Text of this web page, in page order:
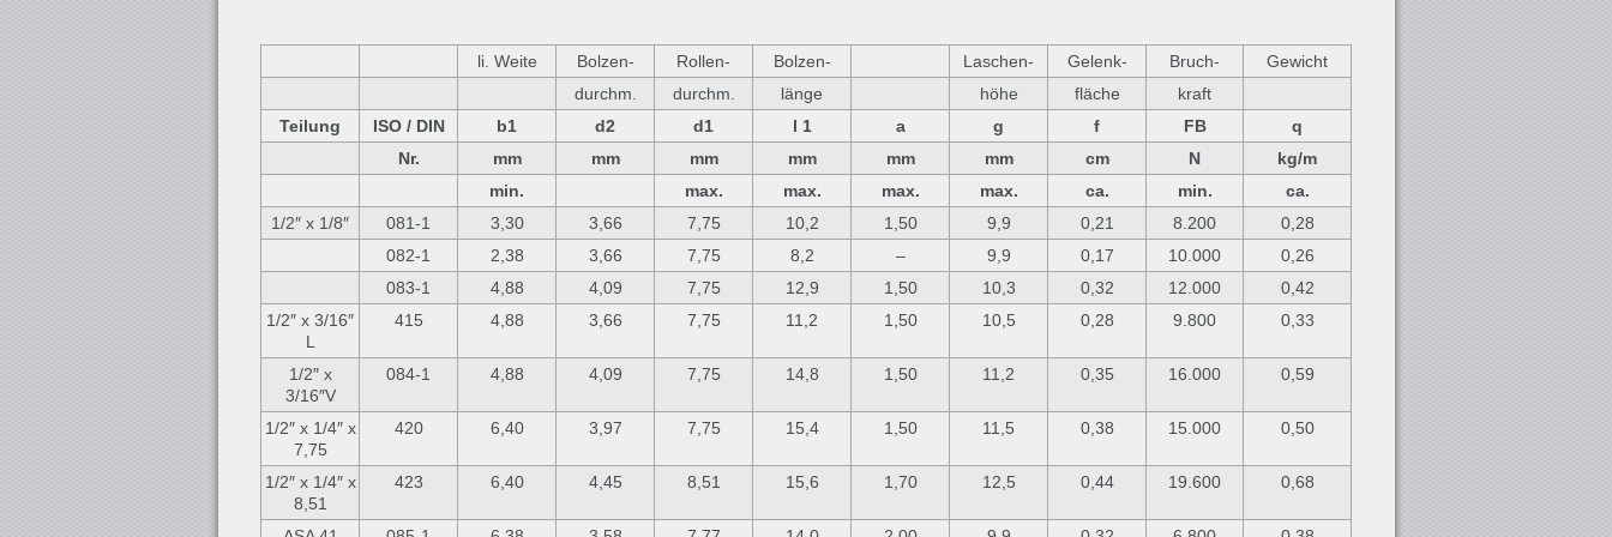
li. Weite Bolzen- Rollen- Bolzen- Laschen- Gelenk- Bruch-
Gewicht
durchm.
durchm. länge höhe fläche
kraft
Teilung
ISO / DIN b1 d2 d1 l 1 a g f FB
q
Nr.
mm mm mm mm mm mm cm N
kg/m
min.
max. max. max. max. ca. min.
ca.
1/2″ x 1/8″
081-1 3,30 3,66 7,75 10,2 1,50 9,9 0,21 8.200
0,28
082-1
2,38 3,66 7,75 8,2 – 9,9 0,17 10.000
0,26
083-1
4,88 4,09 7,75 12,9 1,50 10,3 0,32 12.000
0,42
1/2″ x 3/16″
L
415 4,88 3,66 7,75 11,2 1,50 10,5 0,28 9.800 0,33
1/2″ x
3/16″V
084-1 4,88 4,09 7,75 14,8 1,50 11,2 0,35 16.000 0,59
1/2″ x 1/4″ x
7,75
420 6,40 3,97 7,75 15,4 1,50 11,5 0,38 15.000 0,50
1/2″ x 1/4″ x
8,51
423 6,40 4,45 8,51 15,6 1,70 12,5 0,44 19.600 0,68